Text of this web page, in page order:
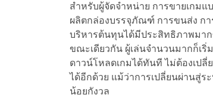
สำหรับผู้จัดจำหน่าย การขายเกม
ผลิตกล่องบรรจุภัณฑ์ การขนส่ง กา
บริหารต้นทุนได้มีประสิทธิภาพมา
ขณะเดียวกัน ผู้เล่นจำนวนมากก็เริ่
ดาวน์โหลดเกมได้ทันที ไม่ต้องเป
ได้อีกด้วย แม้ว่าการเปลี่ยนผ่านสู่
น้อยกังวล